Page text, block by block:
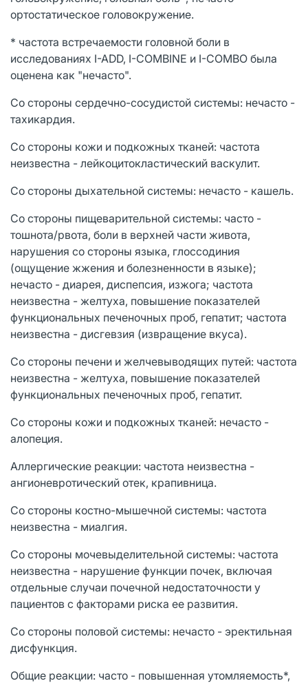
ортостатическое головокружение.
* частота встречаемости головной боли в
исследованиях I-ADD, I-COMBINE и I-COMBO была
оценена как "нечасто".
Со стороны сердечно-сосудистой системы: нечасто -
тахикардия.
Со стороны кожи и подкожных тканей: частота
неизвестна - лейкоцитокластический васкулит.
Со стороны дыхательной системы: нечасто - кашель.
Со стороны пищеварительной системы: часто -
тошнота/рвота, боли в верхней части живота,
нарушения со стороны языка, глоссодиния
(ощущение жжения и болезненности в языке);
нечасто - диарея, диспепсия, изжога; частота
неизвестна - желтуха, повышение показателей
функциональных печеночных проб, гепатит; частота
неизвестна - дисгевзия (извращение вкуса).
Со стороны печени и желчевыводящих путей: частота
неизвестна - желтуха, повышение показателей
функциональных печеночных проб, гепатит.
Со стороны кожи и подкожных тканей: нечасто -
алопеция.
Аллергические реакции: частота неизвестна -
ангионевротический отек, крапивница.
Со стороны костно-мышечной системы: частота
неизвестна - миалгия.
Со стороны мочевыделительной системы: частота
неизвестна - нарушение функции почек, включая
отдельные случаи почечной недостаточности у
пациентов с факторами риска ее развития.
Со стороны половой системы: нечасто - эректильная
дисфункция.
Общие реакции: часто - повышенная утомляемость*,